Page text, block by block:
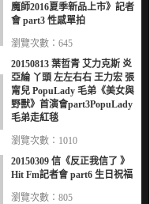
魔師2016夏季新品上市》記者
會 part3 性感單拍
瀏覽次數：645
20150813 葉哲青 艾力克斯 炎
亞綸 丫頭 左左右右 王力宏 張
甯兒 PopuLady 毛弟《美女與
野獸》首演會part3PopuLady
毛弟走紅毯
瀏覽次數：1010
20150309 信《反正我信了 》
Hit Fm記者會 part6 生日祝福
瀏覽次數：805